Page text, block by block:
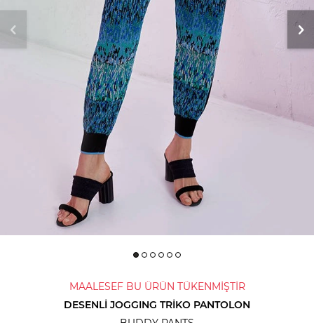
MAALESEF BU ÜRÜN TÜKENMİŞTİR
DESENLI JOGGING TRIKO PANTOLON